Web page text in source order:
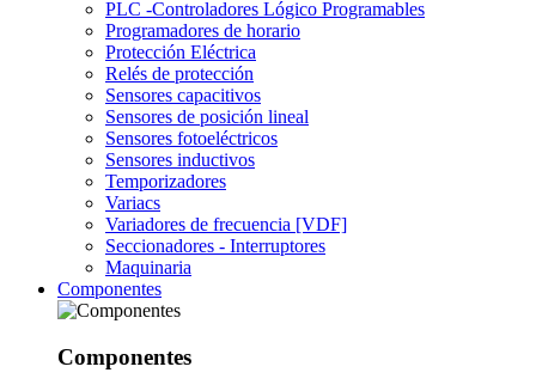
PLC -Controladores Lógico Programables
Programadores de horario
Protección Eléctrica
Relés de protección
Sensores capacitivos
Sensores de posición lineal
Sensores fotoeléctricos
Sensores inductivos
Temporizadores
Variacs
Variadores de frecuencia [VDF]
Seccionadores - Interruptores
Maquinaria
Componentes
Componentes